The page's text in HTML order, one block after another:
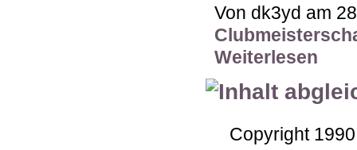
Von dk3yd am
Weiterlesen
Copyright